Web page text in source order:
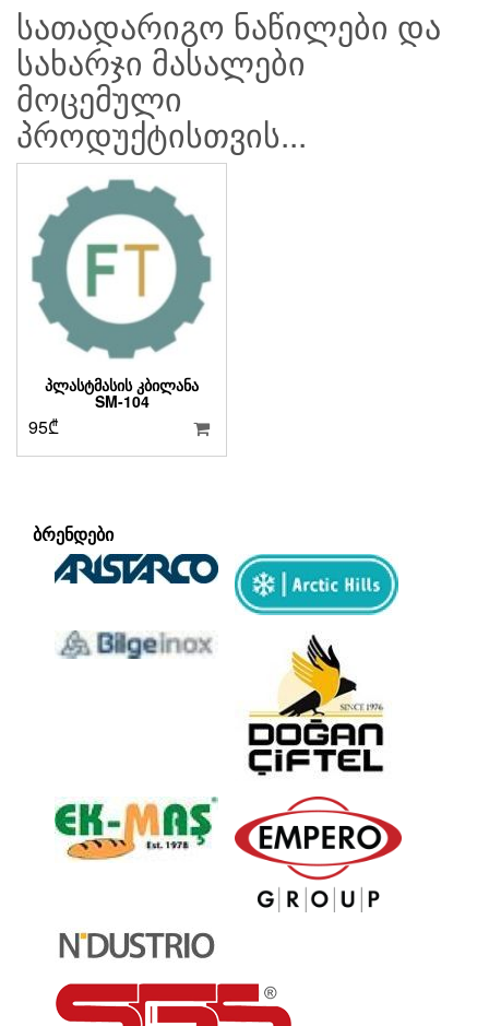
სათადარიგო ნაწილები და
სახარჯი მასალები
მოცემული
პროდუქტისთვის...
ᲞᲚᲐᲡᲢᲛᲐᲡᲘᲡ ᲙᲑᲘᲚᲐᲜᲐ
SM-104
95₾
ᲑᲠᲔᲜᲓᲔᲑᲘ